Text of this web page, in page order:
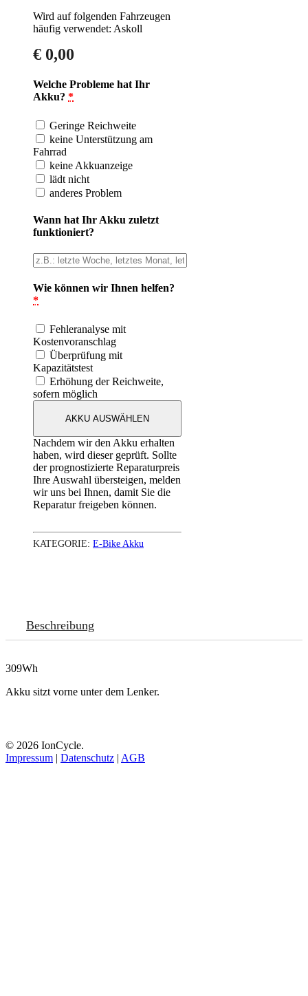
Wird auf folgenden Fahrzeugen
häufig verwendet: Askoll
€ 0,00
Welche Probleme hat Ihr
Akku? *
Geringe Reichweite
keine Unterstützung am
Fahrrad
keine Akkuanzeige
lädt nicht
anderes Problem
Wann hat Ihr Akku zuletzt
funktioniert?
Wie können wir Ihnen helfen?
*
Fehleranalyse mit
Kostenvoranschlag
Überprüfung mit
Kapazitätstest
Erhöhung der Reichweite,
sofern möglich
AKKU AUSWÄHLEN
Nachdem wir den Akku erhalten
haben, wird dieser geprüft. Sollte
der prognostizierte Reparaturpreis
Ihre Auswahl übersteigen, melden
wir uns bei Ihnen, damit Sie die
Reparatur freigeben können.
KATEGORIE: E-Bike Akku
Beschreibung
309Wh
Akku sitzt vorne unter dem Lenker.
© 2026 IonCycle.
Impressum | Datenschutz | AGB